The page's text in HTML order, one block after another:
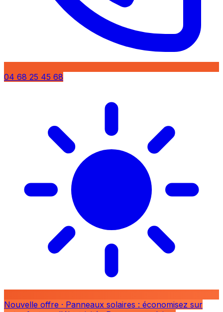
04 68 25 45 68
Nouvelle offre · Panneaux solaires : économisez sur